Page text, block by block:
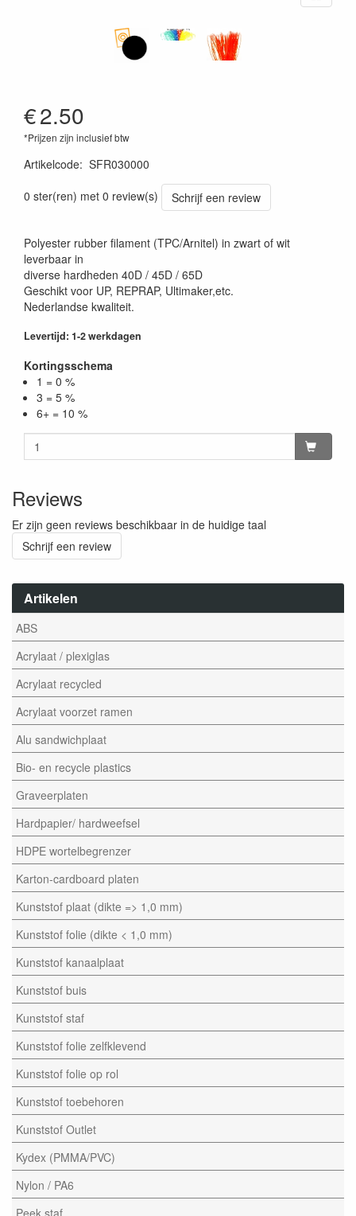
Artikelen
ABS
Acrylaat / plexiglas
Acrylaat recycled
Acrylaat voorzet ramen
Alu sandwichplaat
Bio- en recycle plastics
Graveerplaten
Hardpapier/ hardweefsel
HDPE wortelbegrenzer
Karton-cardboard platen
Kunststof plaat (dikte => 1,0 mm)
Kunststof folie (dikte < 1,0 mm)
Kunststof kanaalplaat
Kunststof buis
Kunststof staf
Kunststof folie zelfklevend
Kunststof folie op rol
Kunststof toebehoren
Kunststof Outlet
Kydex (PMMA/PVC)
Nylon / PA6
Peek staf
€2.50
*Prijzen zijn inclusief btw
Artikelcode: SFR030000
0 ster(ren) met 0 review(s)
Schrijf een review
Polyester rubber filament (TPC/Arnitel) in zwart of wit
leverbaar in
diverse hardheden 40D / 45D / 65D
Geschikt voor UP, REPRAP, Ultimaker,etc.
Nederlandse kwaliteit.
Levertijd: 1-2 werkdagen
Kortingsschema
1 = 0 %
3 = 5 %
6+ = 10 %
Reviews
Er zijn geen reviews beschikbaar in de huidige taal
Schrijf een review